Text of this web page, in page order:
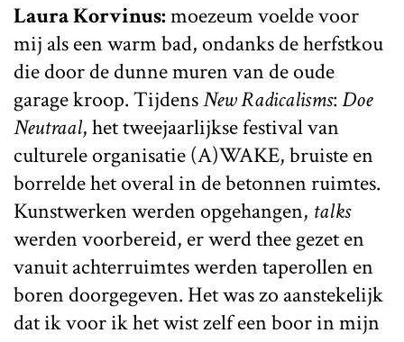
Laura Korvinus:moezeum voelde voor
mij als een warm bad, ondanks de herfstkou
die door de dunne muren van de oude
garage kroop. TijdensNew Radicalisms:Doe
Neutraal, het tweejaarlijkse festival van
culturele organisatie (A)WAKE, bruiste en
borrelde het overal in de betonnen ruimtes.
Kunstwerken werden opgehangen, talks
werden voorbereid, er werd thee gezet en
vanuit achterruimtes werden taperollen en
boren doorgegeven. Het was zo aanstekelijk
dat ik voor ik het wist zelf een boor in mijn